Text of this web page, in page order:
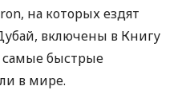
на которых ездят
включены в Книгу
самые быстрые
в мире.